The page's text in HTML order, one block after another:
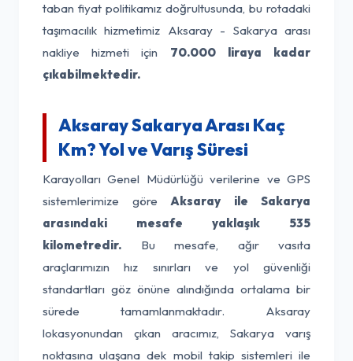
taban fiyat politikamız doğrultusunda, bu rotadaki
taşımacılık hizmetimiz Aksaray - Sakarya arası
nakliye hizmeti için 70.000 liraya kadar
çıkabilmektedir.
Aksaray Sakarya Arası Kaç
Km? Yol ve Varış Süresi
Karayolları Genel Müdürlüğü verilerine ve GPS
sistemlerimize göre Aksaray ile Sakarya
arasındaki mesafe yaklaşık 535
kilometredir. Bu mesafe, ağır vasıta
araçlarımızın hız sınırları ve yol güvenliği
standartları göz önüne alındığında ortalama bir
sürede tamamlanmaktadır. Aksaray
lokasyonundan çıkan aracımız, Sakarya varış
noktasına ulaşana dek mobil takip sistemleri ile